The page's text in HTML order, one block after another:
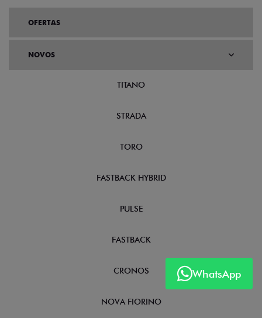
WhatsApp
OFERTAS
NOVOS
TITANO
STRADA
TORO
FASTBACK HYBRID
PULSE
FASTBACK
CRONOS
NOVA FIORINO